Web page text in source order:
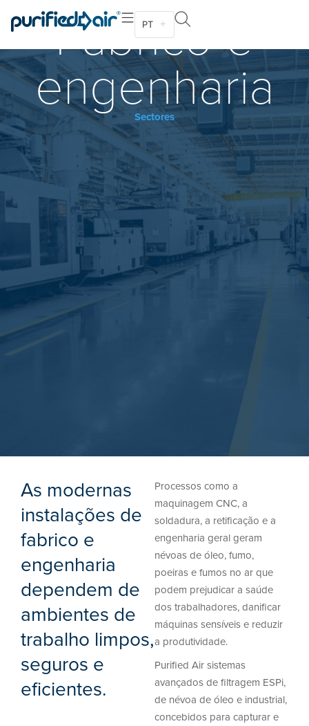
PT
Fabrico e
engenharia
Sectores
As modernas
instalações de
fabrico e
engenharia
dependem de
ambientes de
trabalho limpos,
seguros e
eficientes.
Processos como a
maquinagem CNC, a
soldadura, a retificação e a
engenharia geral geram
névoas de óleo, fumo,
poeiras e fumos no ar que
podem prejudicar a saúde
dos trabalhadores, danificar
máquinas sensíveis e reduzir
a produtividade.
Purified Air sistemas
avançados de filtragem ESPi,
de névoa de óleo e industrial,
concebidos para capturar e